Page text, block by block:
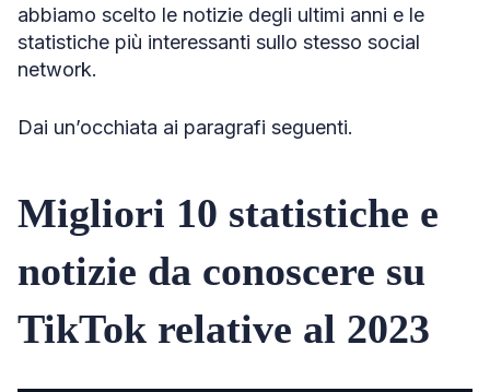
abbiamo scelto le notizie degli ultimi anni e le
statistiche più interessanti sullo stesso social
network.
Dai un’occhiata ai paragrafi seguenti.
Migliori 10 statistiche e
notizie da conoscere su
TikTok relative al 2023